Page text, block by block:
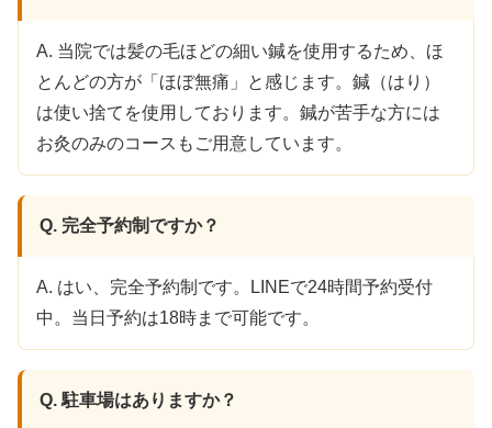
A. 当院では髪の毛ほどの細い鍼を使用するため、ほ
とんどの方が「ほぼ無痛」と感じます。鍼（はり）
は使い捨てを使用しております。鍼が苦手な方には
お灸のみのコースもご用意しています。
Q. 完全予約制ですか？
A. はい、完全予約制です。LINEで24時間予約受付
中。当日予約は18時まで可能です。
Q. 駐車場はありますか？